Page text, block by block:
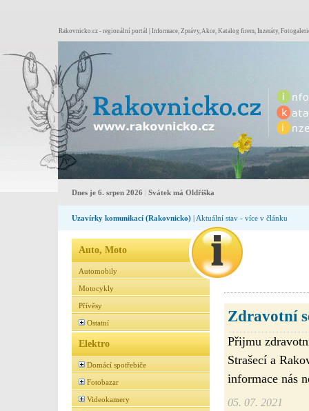
Rakovnicko.cz - regionální portál | Informace, Zprávy, Akce, Katalog firem, Inzeráty,
Dnes je 6. srpen 2026 Svátek má Oldřiška
Uzavírky komunikací (Rakovnicko) | Aktuální stav - více v článku
Auto, Moto
Automobily
Motocykly
Přívěsy
Ostatní
Elektro
Domácí spotřebiče
Fotobazar
Videokamery
Zdravotní
Přijmu
Strašecí a
informace nás
05. 07. 2021